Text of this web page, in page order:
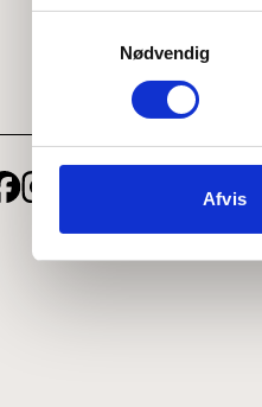
Nødvendig
Afvis